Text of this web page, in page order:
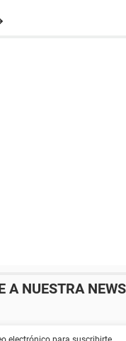
A NUESTRA